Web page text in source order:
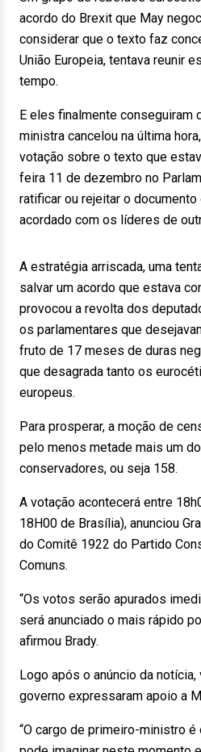
acordo do Brexit que May
considerar que o texto faz
União Europeia, tentava reunir
tempo.
E eles finalmente conseguiram
ministra cancelou na última
votação sobre o texto que
feira 11 de dezembro no
ratificar ou rejeitar o
acordado com os líderes de
A estratégia arriscada, uma
salvar um acordo que estava
provocou a revolta dos
os parlamentares que
fruto de 17 meses de duras
que desagrada tanto os
europeus.
Para prosperar, a moção de
pelo menos metade mais um
conservadores, ou seja 158.
A votação acontecerá entre
18H00 de Brasília), anunciou
do Comitê 1922 do Partido
Comuns.
“Os votos serão apurados
será anunciado o mais rápido
afirmou Brady.
Logo após o anúncio da
governo expressaram apoio a
“O cargo de primeiro-ministro